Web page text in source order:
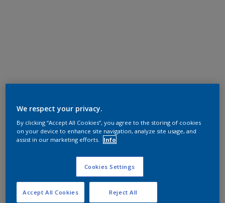
We respect your privacy.
By clicking “Accept All Cookies”, you agree to the storing of cookies
on your device to enhance site navigation, analyze site usage, and
assist in our marketing efforts.
Info
Cookies Settings
Reject All
Accept All Cookies